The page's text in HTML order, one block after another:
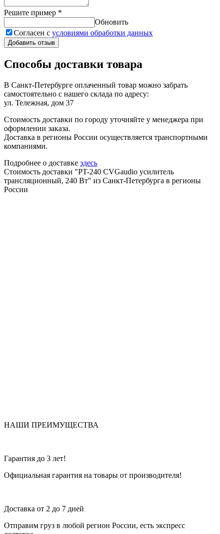
Решите пример *
Обновить
Согласен с условиями обработки данных
Добавить отзыв
Способы доставки товара
В Санкт-Петербурге оплаченный товар можно забрать
самостоятельно с нашего склада по адресу:
ул. Тележная, дом 37
Стоимость доставки по городу уточняйте у менеджера при
оформлении заказа.
Доставка в регионы России осуществляется транспортными
компаниями.
Подробнее о доставке здесь
Стоимость доставки "PT-240 CVGaudio усилитель
трансляционный, 240 Вт" из Санкт-Петербурга в регионы
России
НАШИ ПРЕИМУЩЕСТВА
Гарантия до 3 лет!
Официальная гарантия на товары от производителя!
Доставка от 2 до 7 дней
Отправим груз в любой регион России, есть экспресс